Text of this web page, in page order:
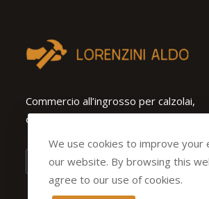
Commercio all’ingrosso per calzolai,
ortopedie e ferramenta dal 1975.
We use cookies to improve your
our website. By browsing this
agree to our use of cookies.